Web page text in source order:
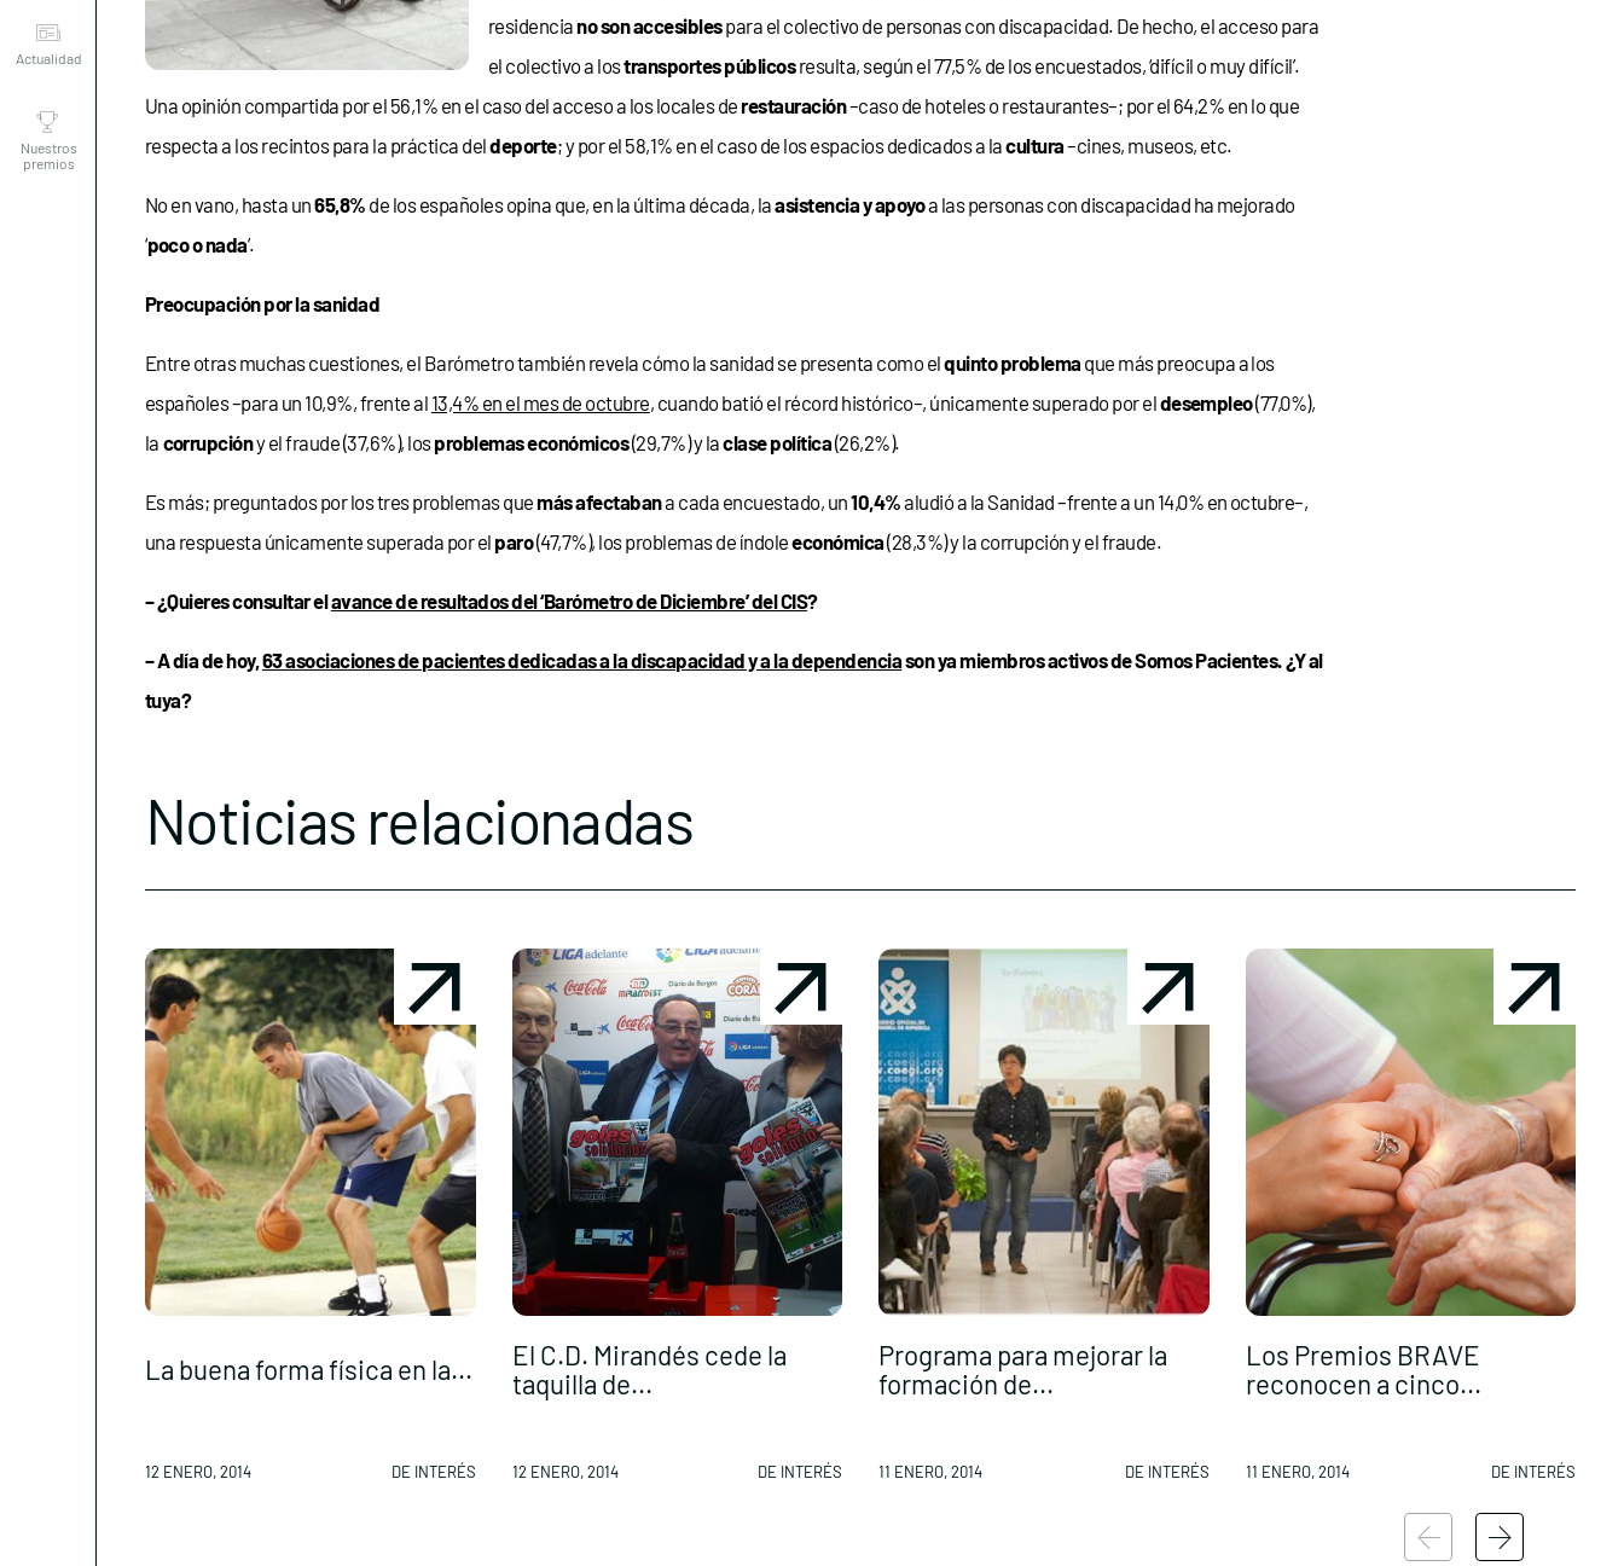
premios
residenciano son accesiblespara el colectivo de personas con discapacidad. De hecho, el acceso para
el colectivo a lostransportes públicosresulta, según el 77,5% de los encuestados, ‘difícil o muy difícil’.
Una opinión compartida por el 56,1% en el caso del acceso a los locales derestauración–caso de hoteles o restaurantes–; por el 64,2% en lo que
respecta a los recintos para la práctica deldeporte; y por el 58,1% en el caso de los espacios dedicados a lacultura–cines, museos, etc.
No en vano, hasta un65,8% de los españoles opina que, en la última década, laasistencia y apoyoa las personas con discapacidad ha mejorado
‘poco o nada’.
Preocupación por la sanidad
Entre otras muchas cuestiones, el Barómetro también revela cómo la sanidad se presenta como elquinto problema que más preocupa a los
españoles –para un 10,9%, frente al 13,4% en el mes de octubre, cuando batió el récord histórico–, únicamente superado por eldesempleo(77,0%),
la corrupcióny el fraude (37,6%), losproblemas económicos(29,7%) y laclase política(26,2%).
Es más; preguntados por los tres problemas quemás afectabana cada encuestado, un10,4%aludió a la Sanidad –frente a un 14,0% en octubre–,
una respuesta únicamente superada por el paro(47,7%), los problemas de índoleeconómica(28,3%) y la corrupción y el fraude.
– ¿Quieres consultar elavance de resultados del ‘Barómetro de Diciembre’ del CIS?
– A día de hoy,63 asociaciones de pacientes dedicadas a la discapacidad y a la dependenciason ya miembros activos de Somos Pacientes. ¿Y al
tuya?
Noticias relacionadas
La buena forma física en la...
12 ENERO, 2014 DE INTERÉS
El C.D. Mirandés cede la
taquilla de...
12 ENERO, 2014 DE INTERÉS
Programa para mejorar la
formación de...
11 ENERO, 2014 DE INTERÉS
Los Premios BRAVE
reconocen a cinco...
11 ENERO, 2014 DE INTERÉS